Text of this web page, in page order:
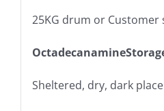
25KG drum or Customer
Sheltered, dry, dark